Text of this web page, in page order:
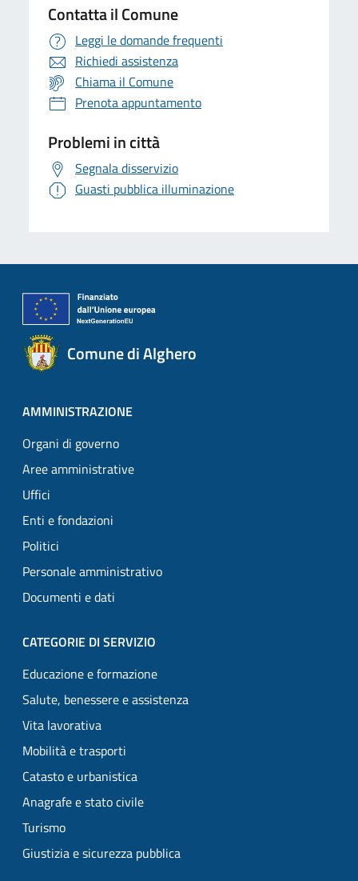
Contatta il Comune
Leggi le domande frequenti
Richiedi assistenza
Chiama il Comune
Prenota appuntamento
Problemi in città
Segnala disservizio
Guasti pubblica illuminazione
Comune di Alghero
AMMINISTRAZIONE
Organi di governo
Aree amministrative
Uffici
Enti e fondazioni
Politici
Personale amministrativo
Documenti e dati
CATEGORIE DI SERVIZIO
Educazione e formazione
Salute, benessere e assistenza
Vita lavorativa
Mobilità e trasporti
Catasto e urbanistica
Anagrafe e stato civile
Turismo
Giustizia e sicurezza pubblica